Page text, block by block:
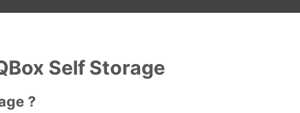
Self Storage
?